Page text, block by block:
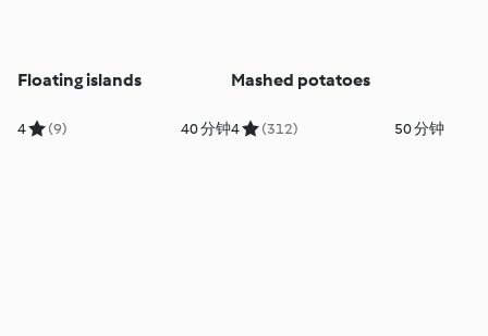
Floating islands
4 (9) 40 分钟
Mashed potatoes
4 (312) 50 分钟